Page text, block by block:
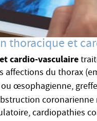
thoracique et
cardio-vasculaire
affections du thorax
œsophagienne,
cardiopathies